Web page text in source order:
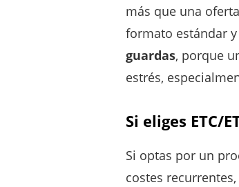
más que una
formato estándar
guardas, porque
estrés,
Si eliges ETC/
Si optas por un
costes